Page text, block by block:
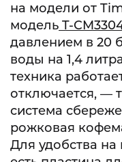
на модели от
модель T-
давлением в 20
воды на 1,4
техника
отключается, —
система
рожковая
Для удобства на